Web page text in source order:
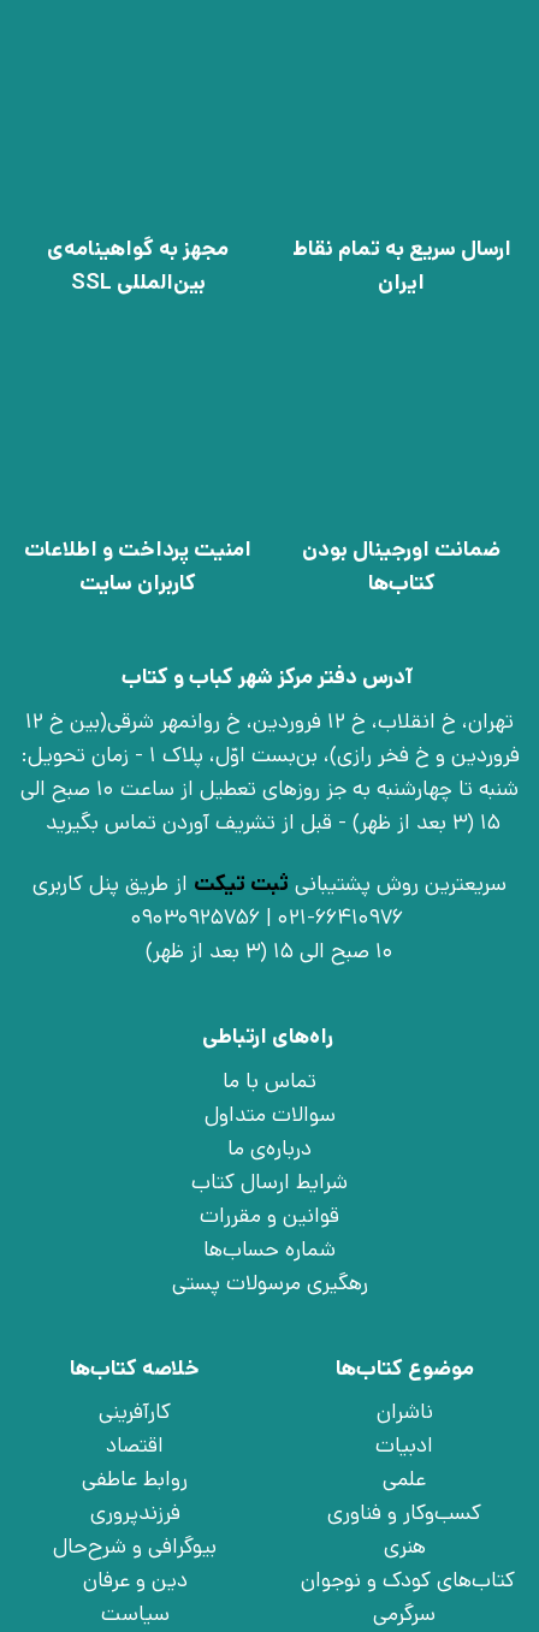
ارسال سریع به تمام نقاط
ایران
مجهز به گواهینامه‌ی
بین‌المللی SSL
ضمانت اورجینال بودن
کتاب‌ها
امنیت پرداخت و اطلاعات
کاربران سایت
آدرس دفتر مرکز شهر کباب و کتاب
تهران، خ انقلاب، خ 12 فروردین، خ روانمهر شرقی(بین خ 12
فروردین و خ فخر رازی)، بن‌بست اوّل، پلاک 1 - زمان تحویل:
شنبه تا چهارشنبه به جز روزهای تعطیل از ساعت 10 صبح الی
15 (3 بعد از ظهر) - قبل از تشریف آوردن تماس بگیرید
سریعترین روش پشتیبانی ثبت تیکت از طریق پنل کاربری
021-66410976 | 09030925756
10 صبح الی 15 (3 بعد از ظهر)
راه‌های ارتباطی
تماس با ما
سوالات متداول
درباره‌ی ما
شرایط ارسال کتاب
قوانین و مقررات
شماره حساب‌ها
رهگیری مرسولات پستی
موضوع کتاب‌ها
ناشران
ادبیات
علمی
کسب‌وکار و فناوری
هنری
کتاب‌های کودک و نوجوان
سرگرمی
خلاصه کتاب‌ها
کارآفرینی
اقتصاد
روابط عاطفی
فرزندپروری
بیوگرافی و شرح‌حال
دین و عرفان
سیاست